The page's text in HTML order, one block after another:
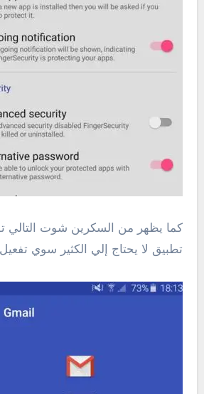
كما يظهر من السكرين شوت التالي
تطبيق لا يحتاج إلي الكثير سوي